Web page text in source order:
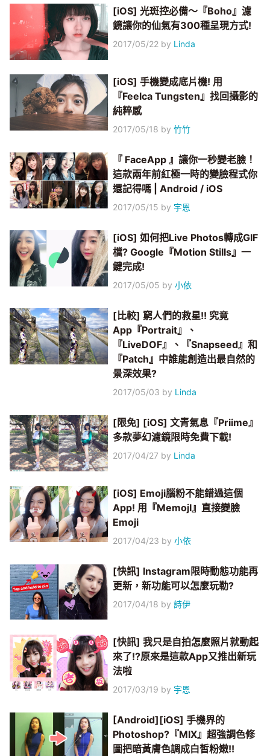
[iOS] 光斑控必備～『Boho』濾
鏡讓你的仙氣有300種呈現方式!
2017/05/22 by Linda
[iOS] 手機變成底片機! 用
『Feelca Tungsten』找回攝影的
純粹感
2017/05/18 by竹竹
『 FaceApp 』讓你一秒變老臉！
這款兩年前紅極一時的變臉程式你
還記得嗎 | Android / iOS
2017/05/15 by 宇恩
[iOS] 如何把Live Photos轉成GIF
檔? Google『Motion Stills』一
鍵完成!
2017/05/05 by小依
[比較] 窮人們的救星!! 究竟
App『Portrait』、
『LiveDOF』、『Snapseed』和
『Patch』中誰能創造出最自然的
景深效果?
2017/05/03 by Linda
[限免] [iOS] 文青氣息『Priime』
多款夢幻濾鏡限時免費下載!
2017/04/27 by Linda
[iOS] Emoji腦粉不能錯過這個
App! 用『MemojI』直接變臉
Emoji
2017/04/23 by小依
[快訊] Instagram限時動態功能再
更新，新功能可以怎麼玩勒?
2017/04/18 by詩伊
[快訊] 我只是自拍怎麼照片就動起
來了!?原來是這款App又推出新玩
法啦
2017/03/19 by 宇恩
[Android][iOS] 手機界的
Photoshop?『MIX』超強調色修
圖把暗黃膚色調成白皙粉嫩!!